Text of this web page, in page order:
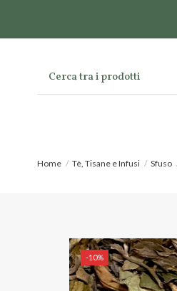
Home Tè, Tisane e Infusi Sfuso
-10%